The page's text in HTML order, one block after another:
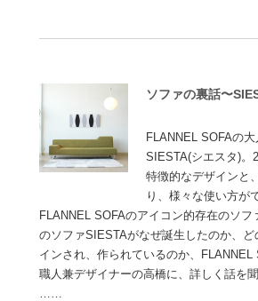
ソファの裏話〜
FLANNEL SOFAの大
SIESTA(シエスタ)。
特徴的なデザインと
り、様々な使い方が
FLANNEL SOFAのアイコン的存在のソフ
のソファSIESTAがなぜ誕生したのか、
インされ、作られているのか、FLANNEL
職人兼デザイナーの高橋に、詳しく話を
……